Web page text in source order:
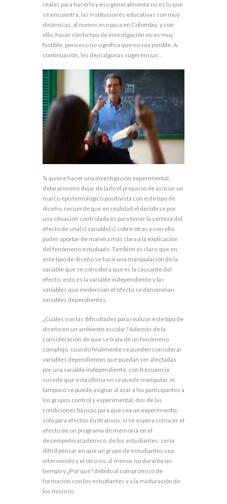
reales para hacerlo y eso generalmente no es lo que
se encuentra, las instituciones educativas son muy
dinámicas, al menos eso pasa en Colombia, y con
ello, hacer cierto tipo de investigación no es muy
factible, pero eso no significa que no sea posible. A
continuación, les dejo algunas sugerencias…
Si quiere hacer una investigación experimental,
debe primero dejar de lado el prejuicio de asociar un
marco epistemológico positivista con este tipo de
diseño, recuerde que en realidad el decidirse por
una situación controlada es para tener la certeza del
efecto de una(s) variable(s) sobre otras y con ello
poder aportar de manera más clara a la explicación
del fenómeno estudiado. También es claro que en
este tipo de diseño se hace una manipulación de la
variable que se considera que es la causante del
efecto, esto es la variable independiente y las
variables que evidencian el efecto se denominan
variables dependientes.
¿Cuáles son las dificultades para realizar este tipo de
diseño en un ambiente escolar? Además de la
consideración de que se trata de un fenómeno
complejo, cuando finalmente se pueden considerar
variables dependientes que puedan ser afectadas
por una variable independiente, con frecuencia
sucede que esta última no se puede manipular, ni
tampoco se puede asignar al azar a los participantes a
los grupos control y experimental, dos de las
condiciones básicas para que sea un experimento;
solo para efectos ilustrativos, si se espera conocer el
efecto de un programa de memoria en el
desempeño académico de los estudiantes, sería
difícil pensar en que un grupo de estudiantes sea
intervenido y el otro no, al menos no durante un
tiempo y ¿Por qué? debido al compromiso de
formación con los estudiantes y a la maduración de
los mismos.